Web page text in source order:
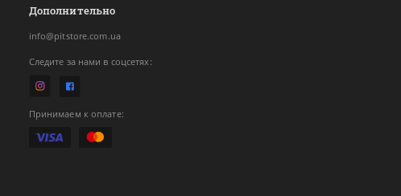
Дополнительно
info@pitstore.com.ua
Следите за нами в соцсетях:
Принимаем к оплате: